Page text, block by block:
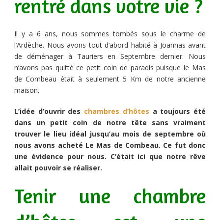
rentré dans votre vie ?
Il y a 6 ans, nous sommes tombés sous le charme de
l’Ardèche. Nous avons tout d’abord habité à Joannas avant
de déménager à Tauriers en Septembre dernier. Nous
n’avons pas quitté ce petit coin de paradis puisque le Mas
de Combeau était à seulement 5 Km de notre ancienne
maison.
L’idée d’ouvrir des chambres d’hôtes a toujours été
dans un petit coin de notre tête sans vraiment
trouver le lieu idéal jusqu’au mois de septembre où
nous avons acheté Le Mas de Combeau. Ce fut donc
une évidence pour nous. C’était ici que notre rêve
allait pouvoir se réaliser.
Tenir une chambre